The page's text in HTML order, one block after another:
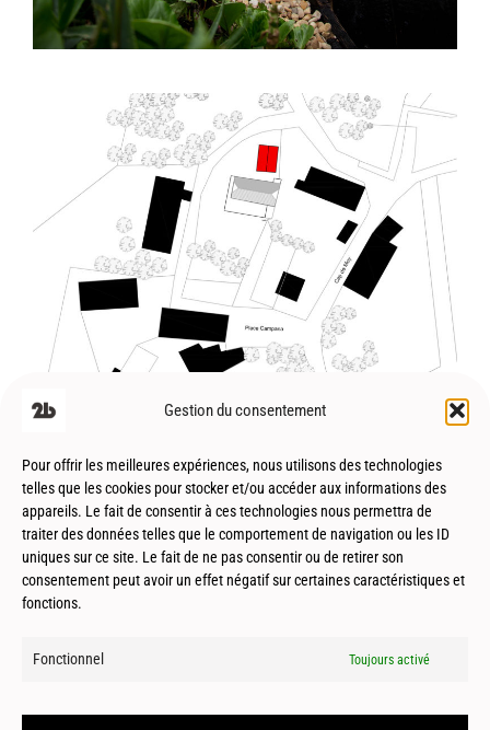
Gestion du consentement
Pour offrir les meilleures expériences, nous utilisons des technologies
telles que les cookies pour stocker et/ou accéder aux informations des
appareils. Le fait de consentir à ces technologies nous permettra de
traiter des données telles que le comportement de navigation ou les ID
uniques sur ce site. Le fait de ne pas consentir ou de retirer son
consentement peut avoir un effet négatif sur certaines caractéristiques et
fonctions.
Fonctionnel Toujours activé
Saint Pastou (65) – Réhabilitation – R03
Esplas de Sérou (09) – Réhabilitation –